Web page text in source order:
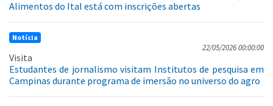
Alimentos do Ital está com inscrições abertas
Notícia
22/05/2026 00:00:00
Visita
Estudantes de jornalismo visitam Institutos de pesquisa em
Campinas durante programa de imersão no universo do agro